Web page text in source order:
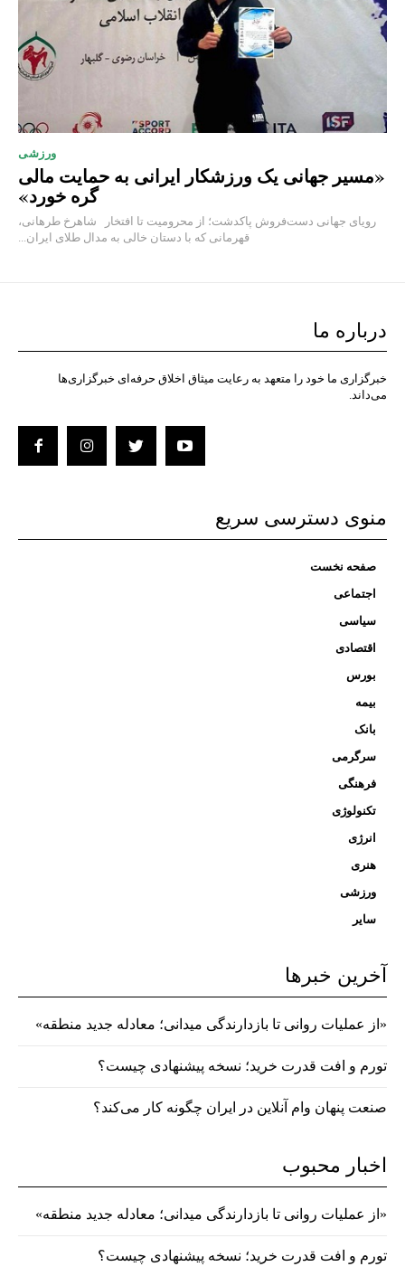
ورزشی
«مسیر جهانی یک ورزشکار ایرانی به حمایت مالی
گره خورد»
رویای جهانی دست‌فروش پاکدشت؛ از محرومیت تا افتخار شاهرخ طرهانی،
قهرمانی که با دستان خالی به مدال طلای ایران...
درباره ما
خبرگزاری ما خود را متعهد به رعایت میثاق اخلاق حرفه‌ای خبرگزاری‌ها
می‌داند.
منوی دسترسی سریع
صفحه نخست
اجتماعی
سیاسی
اقتصادی
بورس
بیمه
بانک
سرگرمی
فرهنگی
تکنولوژی
انرژی
هنری
ورزشی
سایر
آخرین خبرها
«از عملیات روانی تا بازدارندگی میدانی؛ معادله جدید منطقه»
تورم و افت قدرت خرید؛ نسخه پیشنهادی چیست؟
صنعت پنهان وام آنلاین در ایران چگونه کار می‌کند؟
اخبار محبوب
«از عملیات روانی تا بازدارندگی میدانی؛ معادله جدید منطقه»
تورم و افت قدرت خرید؛ نسخه پیشنهادی چیست؟